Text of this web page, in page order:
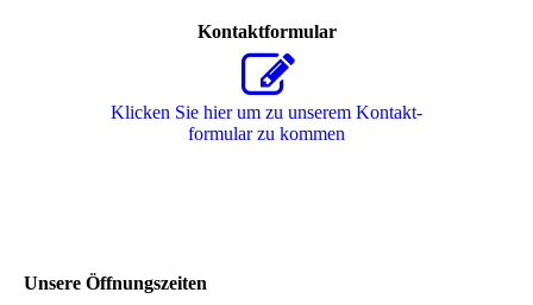
Kontaktformular
Klicken Sie hier um zu unserem Kon­takt­
for­mu­lar zu kommen
Unsere Öffnungszeiten